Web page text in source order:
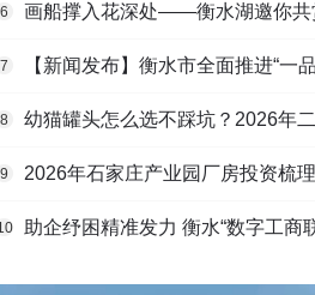
6 画船撑入花深处——衡水湖邀你共
7 【新闻发布】衡水市全面推进“一品一播”激活
8 幼猫罐头怎么选不踩坑？2026年二季度五大品
9 2026年石家庄产业园厂房投资梳理：新光耀激
助企纾困精准发力 衡水“数字工商联”平